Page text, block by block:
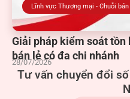
Lĩnh vực Thương mại - Chuỗi
Giải pháp kiểm soát tồn
bán lẻ có đa chi nhánh
28/07/2026
Tư vấn chuyển đổi